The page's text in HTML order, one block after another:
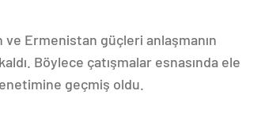
Ermenistan güçleri anlaşmanın
Böylece çatışmalar esnasında ele
geçmiş oldu.